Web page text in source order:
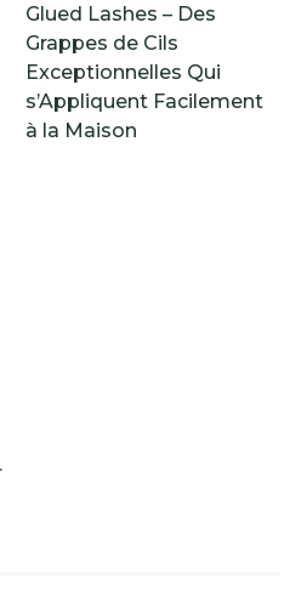
Glued Lashes – Des
Grappes de Cils
Exceptionnelles Qui
s’Appliquent Facilement
à la Maison